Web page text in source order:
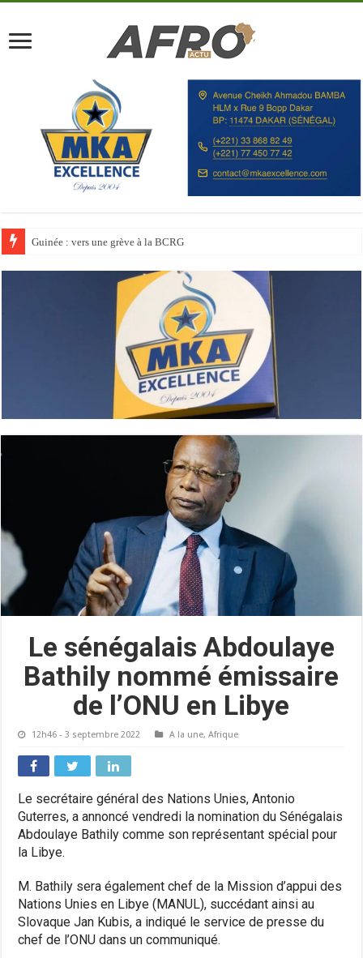
Discours à la Nation : Alassane Ouattara appelle les Ivoiriens à « l’unité,
Le sénégalais Abdoulaye
Bathily nommé émissaire
de l’ONU en Libye
12h46 - 3 septembre 2022 A la une,Afrique
Le secrétaire général des Nations Unies, Antonio
Guterres, a annoncé vendredi la nomination du Sénégalais
Abdoulaye Bathily comme son représentant spécial pour
la Libye.
M. Bathily sera également chef de la Mission d’appui des
Nations Unies en Libye (MANUL), succédant ainsi au
Slovaque Jan Kubis, a indiqué le service de presse du
chef de l’ONU dans un communiqué.